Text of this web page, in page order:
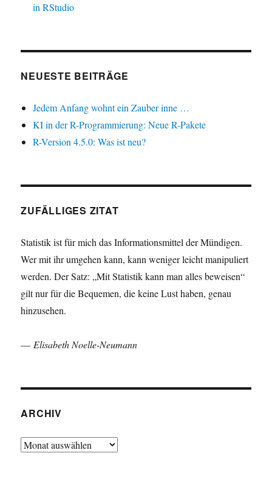
in RStudio
NEUESTE BEITRÄGE
Jedem Anfang wohnt ein Zauber inne …
KI in der R-Programmierung: Neue R-Pakete
R-Version 4.5.0: Was ist neu?
ZUFÄLLIGES ZITAT
Statistik ist für mich das Informationsmittel der Mündigen.
Wer mit ihr umgehen kann, kann weniger leicht manipuliert
werden. Der Satz: „Mit Statistik kann man alles beweisen“
gilt nur für die Bequemen, die keine Lust haben, genau
hinzusehen.
— Elisabeth Noelle-Neumann
ARCHIV
Archiv